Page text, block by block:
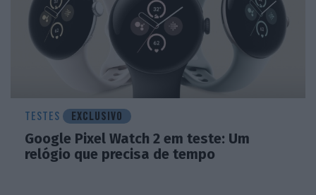
TESTES EXCLUSIVO
Google Pixel Watch 2 em teste: Um
relógio que precisa de tempo